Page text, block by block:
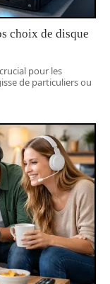
choix de disque
pour les
de particuliers ou